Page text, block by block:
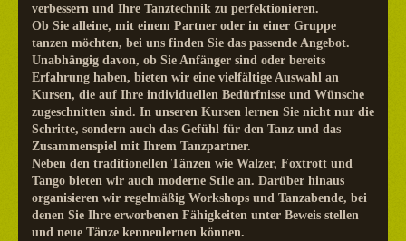
verbessern und Ihre Tanztechnik zu perfektionieren.
Ob Sie alleine, mit einem Partner oder in einer Gruppe
tanzen möchten, bei uns finden Sie das passende Angebot.
Unabhängig davon, ob Sie Anfänger sind oder bereits
Erfahrung haben, bieten wir eine vielfältige Auswahl an
Kursen, die auf Ihre individuellen Bedürfnisse und Wünsche
zugeschnitten sind. In unseren Kursen lernen Sie nicht nur die
Schritte, sondern auch das Gefühl für den Tanz und das
Zusammenspiel mit Ihrem Tanzpartner.
Neben den traditionellen Tänzen wie Walzer, Foxtrott und
Tango bieten wir auch moderne Stile an. Darüber hinaus
organisieren wir regelmäßig Workshops und Tanzabende, bei
denen Sie Ihre erworbenen Fähigkeiten unter Beweis stellen
und neue Tänze kennenlernen können.